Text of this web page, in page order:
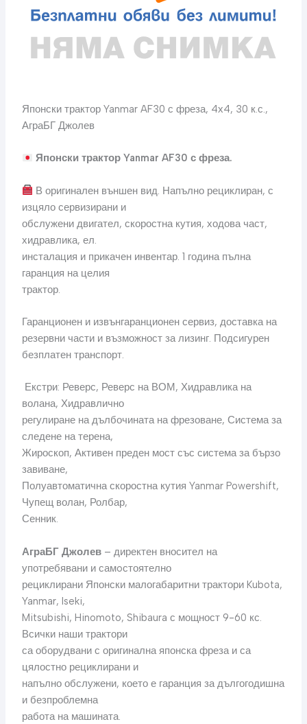
Японски трактор Yanmar AF30 с фреза, 4х4, 30 к.с.,
АграБГ Джолев
Японски трактор Yanmar AF30 с фреза.
В оригинален външен вид. Напълно рециклиран, с
изцяло сервизирани и
обслужени двигател, скоростна кутия, ходова част,
хидравлика, ел.
инсталация и прикачен инвентар. 1 година пълна
гаранция на целия
трактор.
Гаранционен и извънгаранционен сервиз, доставка на
резервни части и възможност за лизинг. Подсигурен
безплатен транспорт.
️ Екстри: Реверс, Реверс на ВОМ, Хидравлика на
волана, Хидравлично
регулиране на дълбочината на фрезоване, Система за
следене на терена,
Жироскоп, Активен преден мост със система за бързо
завиване,
Полуавтоматична скоростна кутия Yanmar Powershift,
Чупещ волан, Ролбар,
Сенник.
АграБГ Джолев– директен вносител на
употребявани и самoстоятелно
рециклирани Японски малогабаритни трактори Kubota,
Yanmar, Iseki,
Mitsubishi, Hinomoto, Shibaura с мощност 9-60 кс.
Всички наши трактори
са оборудвани с оригинална японска фреза и са
цялостно рециклирани и
напълно обслужени, което е гаранция за дългогодишна
и безпроблемна
работа на машината.